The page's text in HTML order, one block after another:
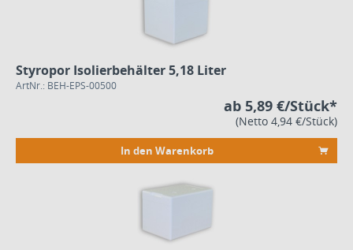
Styropor Isolierbehälter 5,18 Liter
ArtNr.: BEH-EPS-00500
ab 5,89 €/Stück*
(Netto 4,94 €/Stück)
In den Warenkorb